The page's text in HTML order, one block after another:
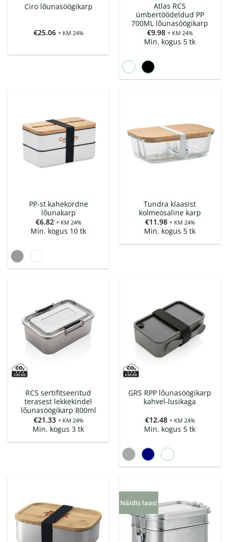
Ciro lõunasöögikarp
€25.06 + KM 24%
Atlas RCS
ümbertöödeldud PP
700ML lõunasöögikarp
€9.98 + KM 24%
Min. kogus 5 tk
PP-st kahekordne
lõunakarp
€6.82 + KM 24%
Min. kogus 10 tk
Tundra klaasist
kolmeosaline karp
€11.98 + KM 24%
Min. kogus 5 tk
RCS sertifitseeritud
terasest lekkekindel
lõunasöögikarp 800ml
€21.33 + KM 24%
Min. kogus 3 tk
GRS RPP lõunasöögikarp
kahvel-lusikaga
€12.48 + KM 24%
Min. kogus 5 tk
Näidis laos!